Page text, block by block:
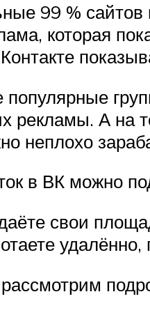
99 %
которая
популярные
рекламы. А на
неплохо
в ВК можно
свои